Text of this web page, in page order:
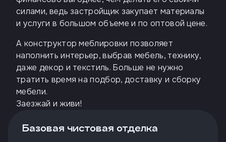
силами, ведь застройщик закупает материалы
и услуги в большом объеме и по оптовой цене.
А конструктор меблировки позволяет
наполнить интерьер, выбрав мебель, технику,
даже декор и текстиль. Больше не нужно
тратить время на подбор, доставку и сборку
мебели.
Заезжай и живи!
Базовая чистовая отделка